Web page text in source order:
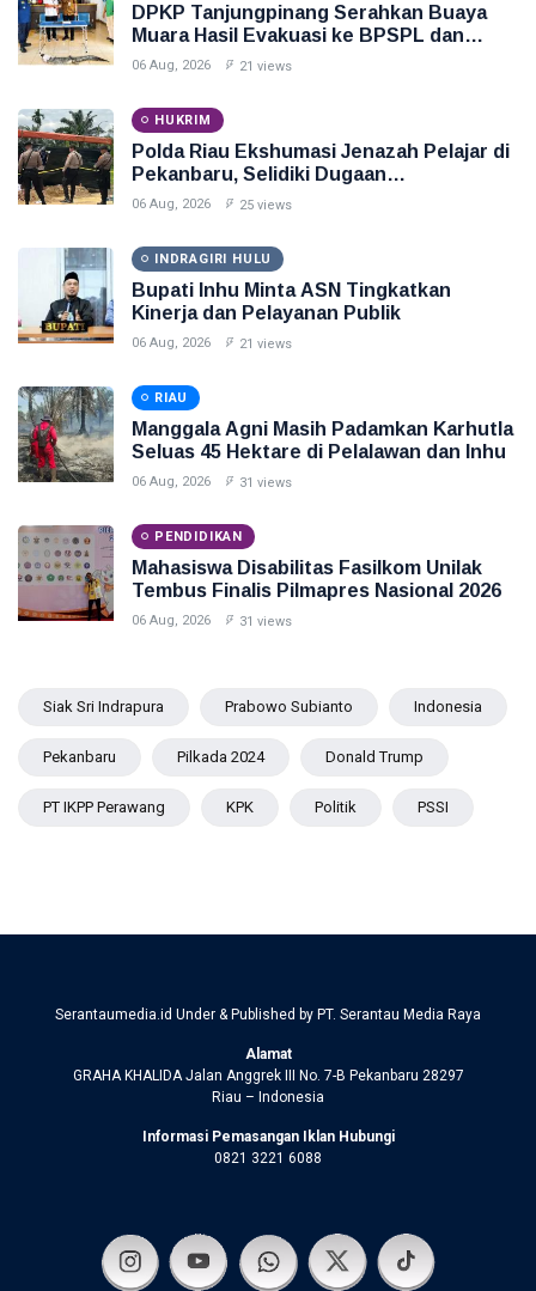
DPKP Tanjungpinang Serahkan Buaya
Muara Hasil Evakuasi ke BPSPL dan
Taman Safari Lagoi
06 Aug, 2026 21 views
HUKRIM
Polda Riau Ekshumasi Jenazah Pelajar di
Pekanbaru, Selidiki Dugaan
Penganiayaan
06 Aug, 2026 25 views
INDRAGIRI HULU
Bupati Inhu Minta ASN Tingkatkan
Kinerja dan Pelayanan Publik
06 Aug, 2026 21 views
RIAU
Manggala Agni Masih Padamkan Karhutla
Seluas 45 Hektare di Pelalawan dan Inhu
06 Aug, 2026 31 views
PENDIDIKAN
Mahasiswa Disabilitas Fasilkom Unilak
Tembus Finalis Pilmapres Nasional 2026
06 Aug, 2026 31 views
Siak Sri Indrapura Prabowo Subianto Indonesia
Pekanbaru Pilkada 2024 Donald Trump
PT IKPP Perawang KPK Politik PSSI
Serantaumedia.id Under & Published by PT. Serantau Media Raya
Alamat
GRAHA KHALIDA Jalan Anggrek III No. 7-B Pekanbaru 28297
Riau – Indonesia
Informasi Pemasangan Iklan Hubungi
0821 3221 6088